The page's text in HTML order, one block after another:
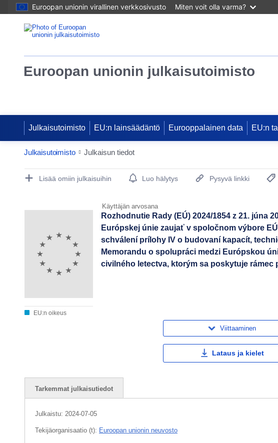
Euroopan unionin virallinen verkkosivusto Miten voit olla varma?
Euroopan unionin julkaisutoimisto
Julkaisutoimisto EU:n lainsäädäntö Eurooppalainen data EU:n
Julkaisutoimisto Julkaisun tiedot
Publication Detail Actions Portlet
Lisää omiin julkaisuihin Luo hälytys Pysyvä linkki
Käyttäjän arvosana
EU:n oikeus
Rozhodnutie Rady (EÚ) 2024/1854 z 21. júna
Európskej únie zaujať v spoločnom výbore
schválení prílohy IV o budovaní kapacít,
Memorandu o spolupráci medzi Európskou
civilného letectva, ktorým sa poskytuje rámec
Viittaaminen
Lataus ja kielet
Tarkemmat julkaisutiedot
Julkaistu: 2024-07-05
Tekijäorganisaatio (t): Euroopan unionin neuvosto